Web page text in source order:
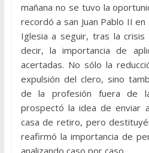
mañana no se tuvo la
recordó a san Juan Pablo II
Iglesia a seguir, tras la
decir, la importancia de
acertadas. No sólo la
expulsión del clero, sino
de la profesión fuera de
prospectó la idea de enviar
casa de retiro, pero
reafirmó la importancia de
analizando caso por caso.